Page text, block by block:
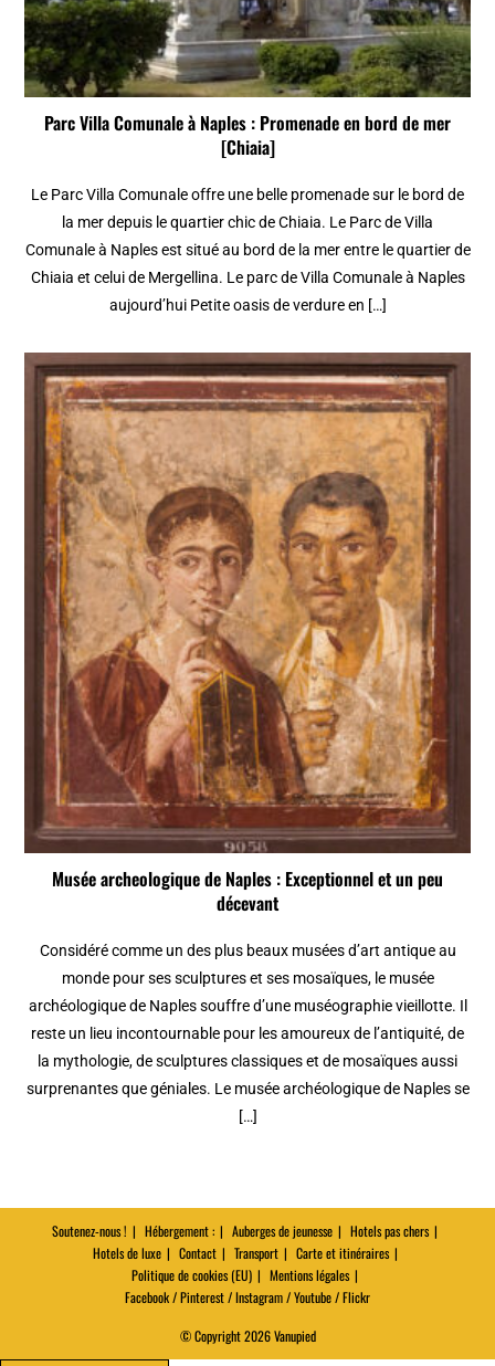
Parc Villa Comunale à Naples : Promenade en bord de mer
[Chiaia]
Le Parc Villa Comunale offre une belle promenade sur le bord de
la mer depuis le quartier chic de Chiaia. Le Parc de Villa
Comunale à Naples est situé au bord de la mer entre le quartier de
Chiaia et celui de Mergellina. Le parc de Villa Comunale à Naples
aujourd’hui Petite oasis de verdure en […]
Musée archeologique de Naples : Exceptionnel et un peu
décevant
Considéré comme un des plus beaux musées d’art antique au
monde pour ses sculptures et ses mosaïques, le musée
archéologique de Naples souffre d’une muséographie vieillotte. Il
reste un lieu incontournable pour les amoureux de l’antiquité, de
la mythologie, de sculptures classiques et de mosaïques aussi
surprenantes que géniales. Le musée archéologique de Naples se
[…]
Soutenez-nous ! Hébergement : Auberges de jeunesse
Hotels pas chers
Hotels de luxe
Contact Transport
Carte et itinéraires
Politique de cookies (EU)
Mentions légales
Facebook / Pinterest / Instagram / Youtube / Flickr
© Copyright 2026 Vanupied